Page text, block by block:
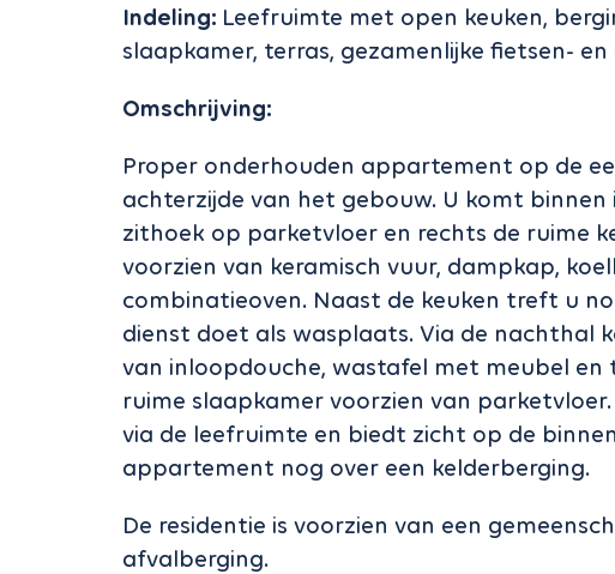
Indeling: Leefruimte met open keuken,
slaapkamer, terras, gezamenlijke fietsen-
Omschrijving:
Proper onderhouden appartement op de
achterzijde van het gebouw. U komt
zithoek op parketvloer en rechts de ruime
voorzien van keramisch vuur, dampkap,
combinatieoven. Naast de keuken treft u
dienst doet als wasplaats. Via de nachthal
van inloopdouche, wastafel met meubel
ruime slaapkamer voorzien van
via de leefruimte en biedt zicht op de
appartement nog over een kelderberging.
De residentie is voorzien van een
afvalberging.